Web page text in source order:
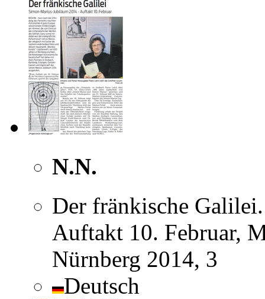
N.N.
Der fränkische
Auftakt 10. Februar,
Nürnberg 2014, 3
Deutsch